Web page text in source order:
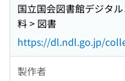
国立国会図書館デジタ
料 > 図書
https://dl.ndl.go.jp/
製作者